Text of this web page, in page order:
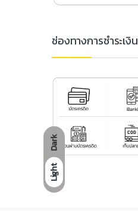
Dark
Light
ช่องทางการชำระเงิน